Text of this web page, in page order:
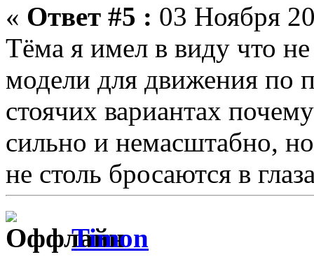
« Ответ #5 : 03 Ноября
Тёма я имел в виду что не
модели для движения по
стоячих вариантах
сильно и немасштабно,
не столь бросаются в
Timon